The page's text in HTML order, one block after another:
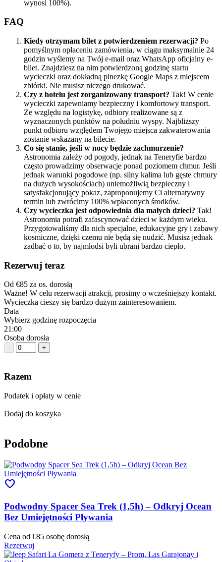
wynosi 100%).
FAQ
Kiedy otrzymam bilet z potwierdzeniem rezerwacji? Po
pomyślnym opłaceniu zamówienia, w ciągu maksymalnie 24
godzin wyślemy na Twój e-mail oraz WhatsApp oficjalny e-
bilet. Znajdziesz na nim potwierdzoną godzinę startu
wycieczki oraz dokładną pinezkę Google Maps z miejscem
zbiórki. Nie musisz niczego drukować.
Czy z hotelu jest zorganizowany transport? Tak! W cenie
wycieczki zapewniamy bezpieczny i komfortowy transport.
Ze względu na logistykę, odbiory realizowane są z
wyznaczonych punktów na południu wyspy. Najbliższy
punkt odbioru względem Twojego miejsca zakwaterowania
zostanie wskazany na bilecie.
Co się stanie, jeśli w nocy będzie zachmurzenie?
Astronomia zależy od pogody, jednak na Teneryfie bardzo
często prowadzimy obserwacje ponad poziomem chmur. Jeśli
jednak warunki pogodowe (np. silny kalima lub gęste chmury
na dużych wysokościach) uniemożliwią bezpieczny i
satysfakcjonujący pokaz, zaproponujemy Ci alternatywny
termin lub zwrócimy 100% wpłaconych środków.
Czy wycieczka jest odpowiednia dla małych dzieci? Tak!
Astronomia potrafi zafascynować dzieci w każdym wieku.
Przygotowaliśmy dla nich specjalne, edukacyjne gry i zabawy
kosmiczne, dzięki czemu nie będą się nudzić. Musisz jednak
zadbać o to, by najmłodsi byli ubrani bardzo ciepło.
Rezerwuj teraz
Od €85 za os. dorosłą
Ważne! W celu rezerwacji atrakcji, prosimy o wcześniejszy kontakt.
Wycieczka cieszy się bardzo dużym zainteresowaniem.
Data
Wybierz godzinę rozpoczęcia
21:00
Osoba dorosła
- +
Razem
Podatek i opłaty w cenie
Dodaj do koszyka
Podobne
favorite
Podwodny Spacer Sea Trek (1,5h) – Odkryj Ocean
Bez Umiejętności Pływania
Cena od €85 osobę dorosłą
Rezerwuj